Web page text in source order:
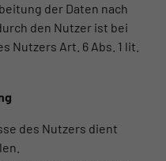
der Daten nach
den Nutzer ist bei
Nutzers Art. 6 Abs. 1 lit.
des Nutzers dient